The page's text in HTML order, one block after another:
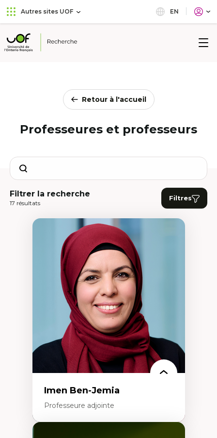
Aller
au
principal
Passer
au
Autres sites UOF EN
Université
Retour à l'accueil
Professeures et professeurs
Search
Filtrer la recherche
17 résultats
Filtres
Imen Ben-Jemia
Professeure adjointe